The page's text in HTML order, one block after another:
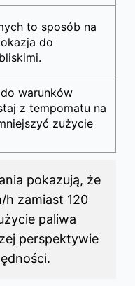
to sposób na
do
warunków
z tempomatu na
zużycie
pokazują, że
h zamiast 120
paliwa
perspektywie